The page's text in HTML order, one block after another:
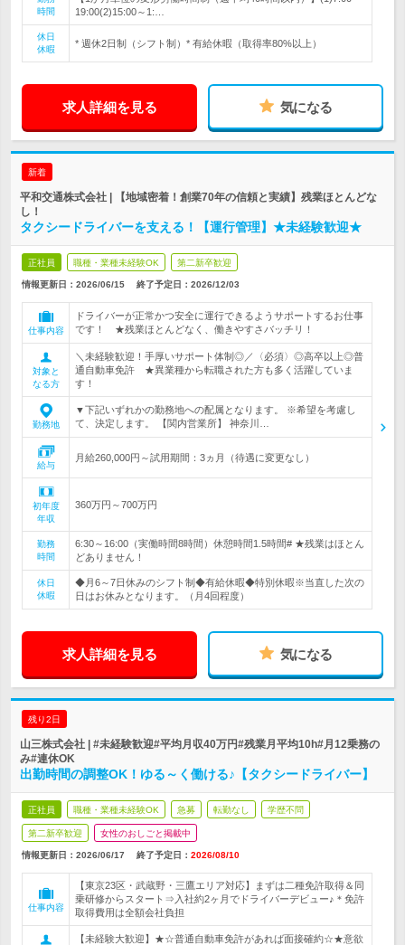
時間
19:00(2)15:00～1:…
休日
休暇
* 週休2日制（シフト制）* 有給休暇（取得率80%以上）
求人詳細を見る 気になる
新着
平和交通株式会社 | 【地域密着！創業70年の信頼と実績】残業ほとんどな
し！
タクシードライバーを支える！【運行管理】★未経験歓迎★
正社員 職種・業種未経験OK 第二新卒歓迎
情報更新日：2026/06/15 終了予定日： 2026/12/03
仕事内容
ドライバーが正常かつ安全に運行できるようサポートするお仕事
です！ ★残業ほとんどなく、働きやすさバッチリ！
対象と
なる方
＼未経験歓迎！手厚いサポート体制◎／〈必須〉◎高卒以上◎普
通自動車免許 ★異業種から転職された方も多く活躍していま
す！
勤務地
▼下記いずれかの勤務地への配属となります。 ※希望を考慮し
て、決定します。 【関内営業所】 神奈川…
給与
月給260,000円～試用期間：3ヵ月（待遇に変更なし）
初年度
年収
360万円～700万円
勤務
時間
6:30～16:00（実働時間8時間）休憩時間1.5時間# ★残業はほとん
どありません！
休日
休暇
◆月6～7日休みのシフト制◆有給休暇◆特別休暇※当直した次の
日はお休みとなります。（月4回程度）
求人詳細を見る 気になる
残り2日
山三株式会社 | #未経験歓迎#平均月収40万円#残業月平均10h#月12乗務の
み#連休OK
出勤時間の調整OK！ゆる～く働ける♪【タクシードライバー】
正社員 職種・業種未経験OK 急募 転勤なし 学歴不問
第二新卒歓迎 女性のおしごと掲載中
情報更新日：2026/06/17 終了予定日： 2026/08/10
仕事内容
【東京23区・武蔵野・三鷹エリア対応】まずは二種免許取得＆同
乗研修からスタート⇒入社約2ヶ月でドライバーデビュー♪＊免許
取得費用は全額会社負担
【未経験大歓迎】★☆普通自動車免許があれば面接確約☆★意欲